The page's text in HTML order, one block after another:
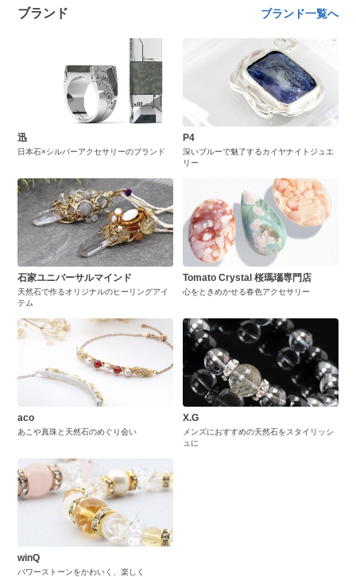
ブランド ブランド一覧へ
迅
日本石×シルバーアクセサリーのブランド
P4
深いブルーで魅了するカイヤナイトジュエ
リー
石家ユニバーサルマインド
天然石で作るオリジナルのヒーリングアイ
テム
Tomato Crystal 桜瑪瑙専門店
心をときめかせる春色アクセサリー
aco
あこや真珠と天然石のめぐり会い
X.G
メンズにおすすめの天然石をスタイリッシ
ュに
winQ
パワーストーンをかわいく、楽しく